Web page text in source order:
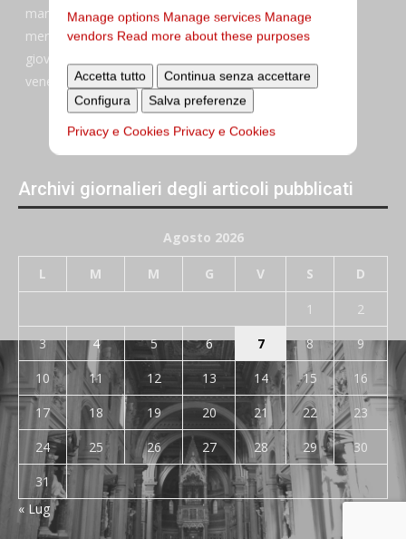
Manage options Manage services Manage
vendors Read more about these purposes
Accetta tutto
Continua senza accettare
Configura
Salva preferenze
Privacy e Cookies Privacy e Cookies
martedi:
7:45–13:15 e 14:00-17:30
mercoledi:
7:45–13:15 e 14:00-17:30
giovedi:
venerdi:
7:45–13:45
Archivi giornalieri degli articoli pubblicati
Agosto 2026
L M M G V S D
1
2
3
4 5 6 7 8
9
10
11 12 13 14 15
16
17
18 19 20 21 22
23
24
25 26 27 28 29
30
31
« Lug